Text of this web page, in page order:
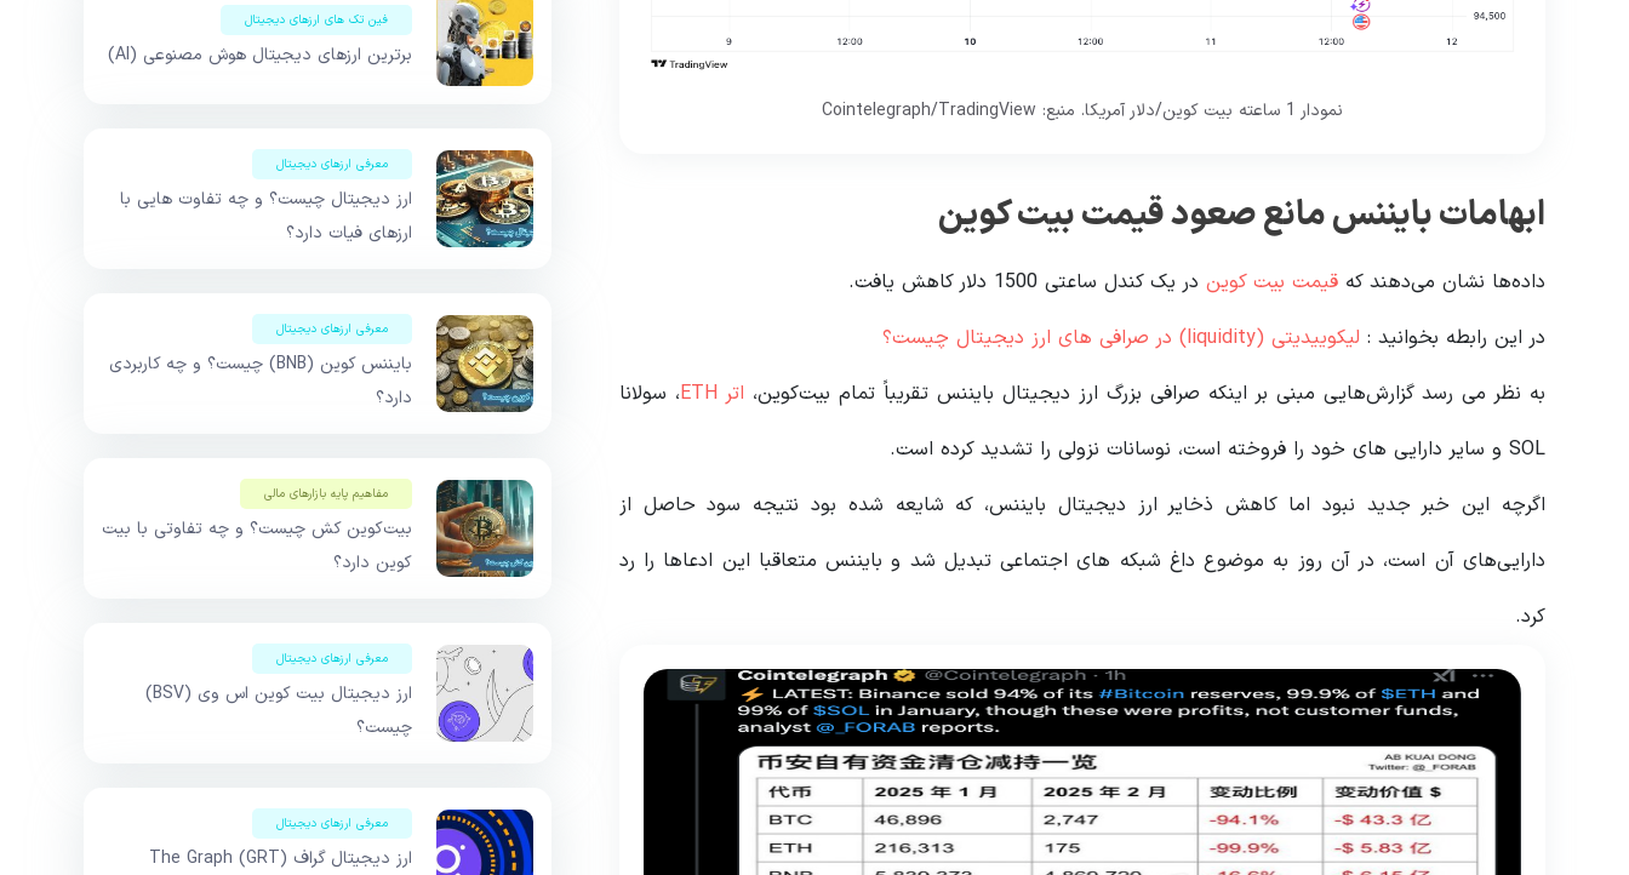
نمودار 1 ساعته بیت کوین/دلار آمریکا. منبع: Cointelegraph/TradingView
ابهامات بایننس مانع صعود قیمت بیت کوین
داده‌ها نشان می‌دهند که قیمت بیت کوین در یک کندل ساعتی 1500 دلار کاهش یافت.
در این رابطه بخوانید‌ : لیکوییدیتی (liquidity) در صرافی های ارز دیجیتال چیست؟
به نظر می رسد گزارش‌هایی مبنی بر اینکه صرافی بزرگ ارز دیجیتال بایننس تقریباً تمام بیت‌کوین، اتر ETH
، سولانا
SOL و سایر دارایی های خود را فروخته است، نوسانات نزولی را تشدید کرده است.
اگرچه این خبر جدید نبود اما کاهش ذخایر ارز دیجیتال بایننس، که شایعه شده بود نتیجه سود حاصل از
دارایی‌های آن است، در آن روز به موضوع داغ شبکه های اجتماعی تبدیل شد و بایننس متعاقبا این ادعاها را رد
کرد.
فین تک های ارزهای دیجیتال
برترین ارزهای دیجیتال هوش مصنوعی (AI)
معرفی ارزهای دیجیتال
ارز دیجیتال چیست؟ و چه تفاوت هایی با
ارزهای فیات دارد؟
معرفی ارزهای دیجیتال
بایننس کوین (BNB) چیست؟ و چه کاربردی
دارد؟
مفاهیم پایه بازار‌های مالی
بیت‌کوین کش چیست؟ و چه تفاوتی با بیت
کوین دارد؟
معرفی ارزهای دیجیتال
ارز دیجیتال بیت کوین اس وی (BSV)
چیست؟
معرفی ارزهای دیجیتال
ارز دیجیتال گراف The Graph (GRT)